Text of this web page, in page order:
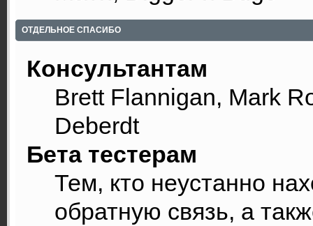
ОТДЕЛЬНОЕ СПАСИБО
Консультантам
Brett Flannigan, Mark
Deberdt
Бета тестерам
Тем, кто неустанно
обратную связь, а